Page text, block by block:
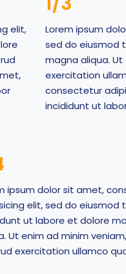
elit,
Lorem ipsum
sed do eiusmod
magna aliqua.
exercitation
consectetur
incididunt ut
ipsum dolor sit amet,
elit, sed do eiusmod
ut labore et dolore
Ut enim ad minim
exercitation ullamco